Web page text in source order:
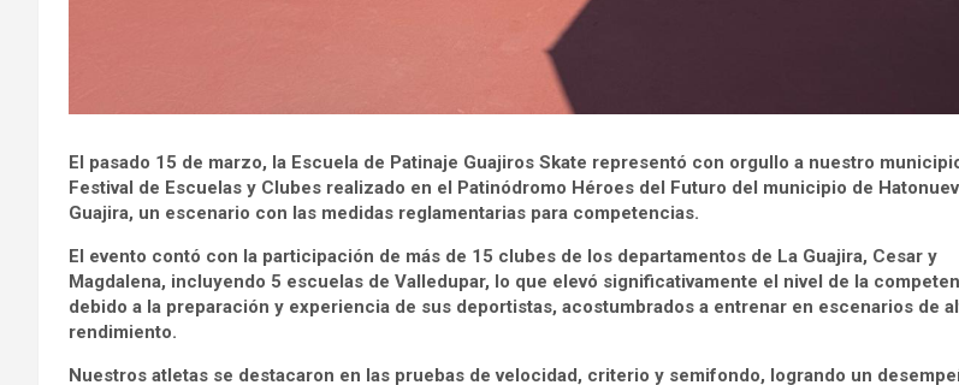
El pasado 15 de marzo, la Escuela de Patinaje Guajiros Skate representó con orgullo a nuestro
Festival de Escuelas y Clubes realizado en el Patinódromo Héroes del Futuro del municipio de
Guajira, un escenario con las medidas reglamentarias para competencias.
El evento contó con la participación de más de 15 clubes de los departamentos de La Guajira, Cesar y
Magdalena, incluyendo 5 escuelas de Valledupar, lo que elevó significativamente el nivel de la
debido a la preparación y experiencia de sus deportistas, acostumbrados a entrenar en escenarios de
rendimiento.
Nuestros atletas se destacaron en las pruebas de velocidad, criterio y semifondo, logrando un